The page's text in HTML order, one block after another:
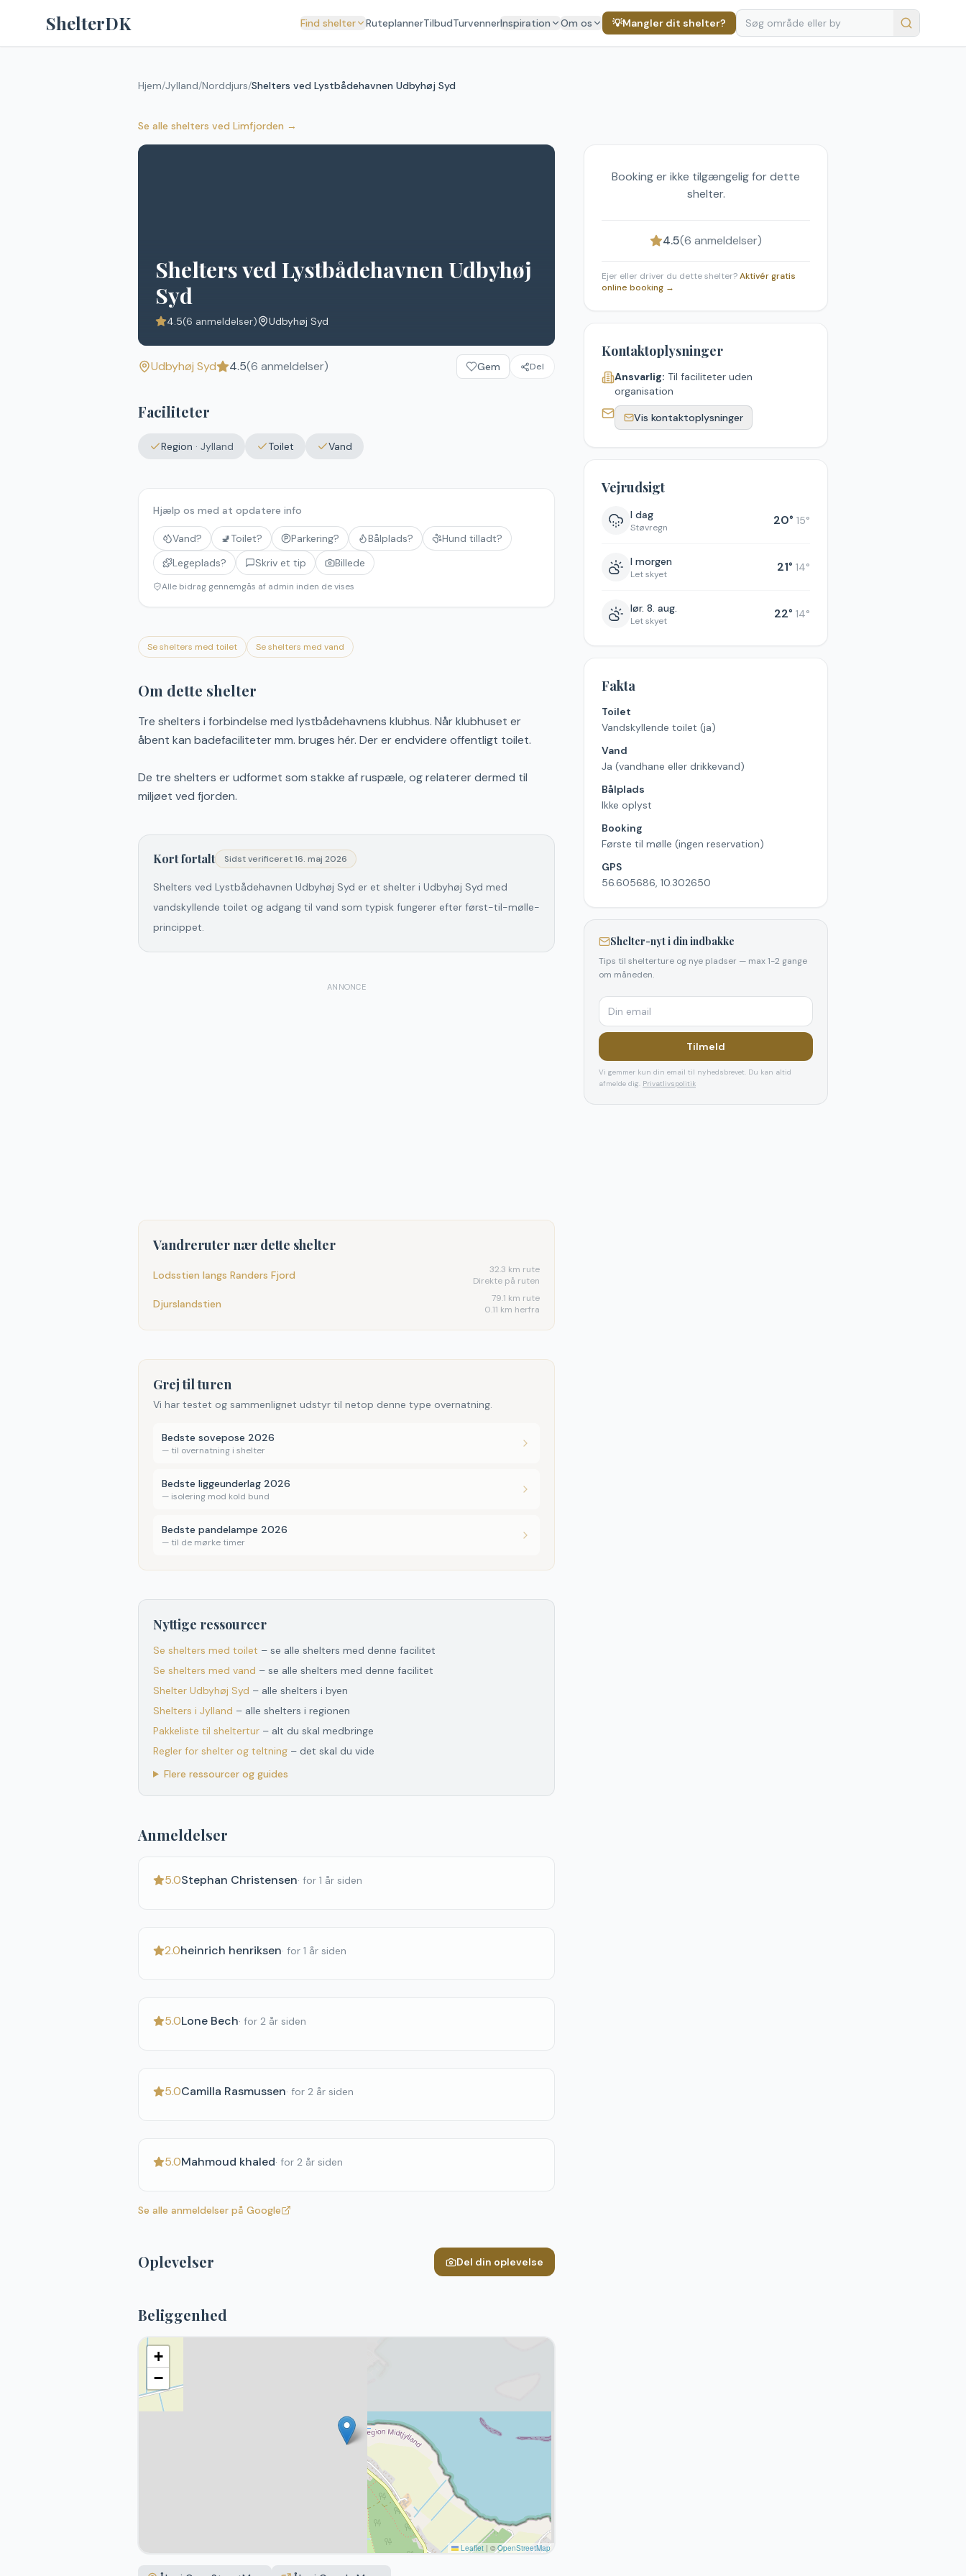
ShelterDK Find shelter RuteplannerTilbudTurvennerInspiration Om os 💡Mangler dit shelter?
Hjem/Jylland/Norddjurs/Shelters ved Lystbådehavnen Udbyhøj Syd
Se alle shelters ved Limfjorden →
Shelters ved Lystbådehavnen Udbyhøj
Syd
4.5(6 anmeldelser) Udbyhøj Syd
Udbyhøj Syd 4.5(6 anmeldelser) Gem Del
Faciliteter
Region · Jylland Toilet Vand
Hjælp os med at opdatere info
Vand? 🚽Toilet? Parkering? Bålplads?
Hund tilladt?
Legeplads?
Skriv et tip Billede
Alle bidrag gennemgås af admin inden de vises
Se shelters med toilet Se shelters med vand
Om dette shelter
Tre shelters i forbindelse med lystbådehavnens klubhus. Når klubhuset er
åbent kan badefaciliteter mm. bruges hér. Der er endvidere offentligt toilet.
De tre shelters er udformet som stakke af ruspæle, og relaterer dermed til
miljøet ved fjorden.
Kort fortalt Sidst verificeret16. maj 2026
Shelters ved Lystbådehavnen Udbyhøj Syd er et shelter i Udbyhøj Syd med
vandskyllende toilet og adgang til vand som typisk fungerer efter først-til-mølle-
princippet.
ANNONCE
Vandreruter nær dette shelter
Lodsstien langs Randers Fjord 32.3 km rute
Direkte på ruten
Djurslandstien 79.1 km rute
0.11 km herfra
Grej til turen
Vi har testet og sammenlignet udstyr til netop denne type overnatning.
Bedste sovepose 2026
— til overnatning i shelter
Bedste liggeunderlag 2026
— isolering mod kold bund
Bedste pandelampe 2026
— til de mørke timer
Nyttige ressourcer
Se shelters med toilet – se alle shelters med denne facilitet
Se shelters med vand – se alle shelters med denne facilitet
Shelter Udbyhøj Syd – alle shelters i byen
Shelters i Jylland – alle shelters i regionen
Pakkeliste til sheltertur – alt du skal medbringe
Regler for shelter og teltning – det skal du vide
Flere ressourcer og guides
Anmeldelser
5.0Stephan Christensen· for 1 år siden
2.0heinrich henriksen· for 1 år siden
5.0Lone Bech· for 2 år siden
5.0Camilla Rasmussen· for 2 år siden
5.0Mahmoud khaled· for 2 år siden
Se alle anmeldelser på Google
Oplevelser Del din oplevelse
Beliggenhed
+
−
Leaflet | ©OpenStreetMap
Booking er ikke tilgængelig for dette
shelter.
4.5(6 anmeldelser)
Ejer eller driver du dette shelter?Aktivér gratis
online booking →
Kontaktoplysninger
Ansvarlig: Til faciliteter uden
organisation
Vis kontaktoplysninger
Vejrudsigt
I dag
Støvregn 20° 15°
I morgen
Let skyet 21° 14°
lør. 8. aug.
Let skyet 22° 14°
Fakta
Toilet
Vandskyllende toilet (ja)
Vand
Ja (vandhane eller drikkevand)
Bålplads
Ikke oplyst
Booking
Første til mølle (ingen reservation)
GPS
56.605686, 10.302650
Shelter-nyt i din indbakke
Tips til shelterture og nye pladser — max 1-2 gange
om måneden.
Tilmeld
Vi gemmer kun din email til nyhedsbrevet. Du kan altid
afmelde dig. Privatlivspolitik